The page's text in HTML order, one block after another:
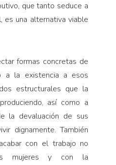
que tanto seduce a
es una alternativa viable
formas concretas de
a la existencia a esos
estructurales que la
así como a
la devaluación de sus
dignamente. También
con el trabajo no
mujeres y con la